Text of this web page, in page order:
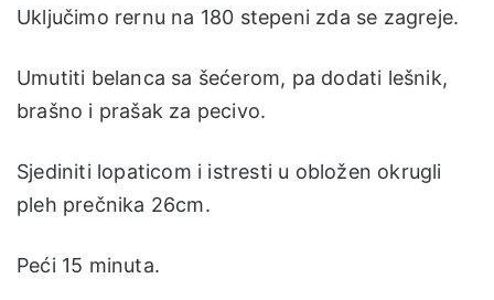
Uključimo rernu na 180 stepeni zda se zagreje.
Umutiti belanca sa šećerom, pa dodati lešnik,
brašno i prašak za pecivo.
Sjediniti lopaticom i istresti u obložen okrugli
pleh prečnika 26cm.
Peći 15 minuta.